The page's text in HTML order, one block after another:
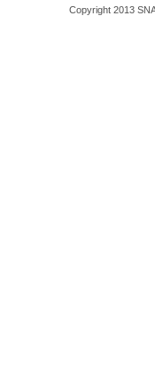
Copyright 2013